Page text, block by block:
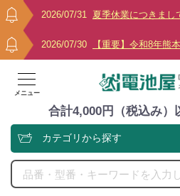
2026/07/31 夏季休業につきまし
2026/07/30 【重要】令和8年熊
メニュー
合計4,000円（税込み）